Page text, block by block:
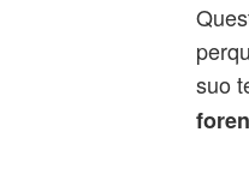
suo